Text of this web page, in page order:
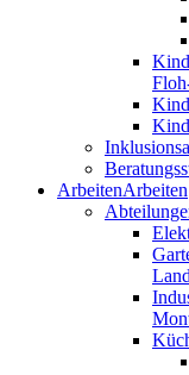
ArbeitenArbeiten